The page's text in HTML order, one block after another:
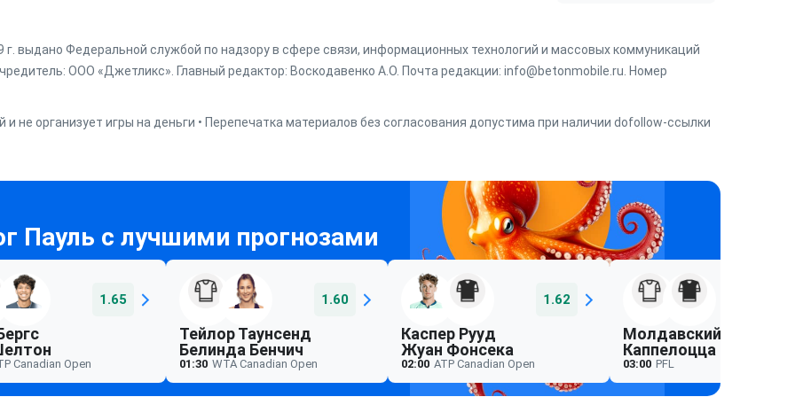
выдано Федеральной службой по надзору в сфере связи, информационных технологий и массовых коммуникаций
ООО «Джетликс». Главный редактор: Воскодавенко А.О. Почта редакции: info@betonmobile.ru. Номер
и не организует игры на деньги • Перепечатка материалов без согласования допустима при наличии dofollow-ссылки
1.65
Canadian Open
1.60
Тейлор Таунсенд
Белинда Бенчич
01:30 WTA Canadian Open
1.62
Каспер Рууд
Жуан Фонсека
02:00 ATP Canadian Open
Молдавский
Каппелоцца
03:00 PFL